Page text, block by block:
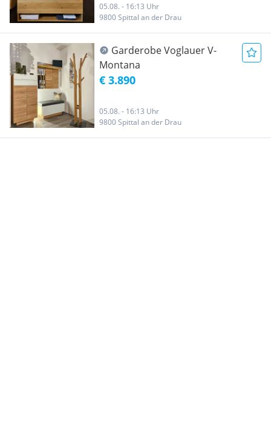
05.08. - 16:13 Uhr
9800 Spittal an der Drau
Garderobe Voglauer V-
Montana
€ 3.890
05.08. - 16:13 Uhr
9800 Spittal an der Drau